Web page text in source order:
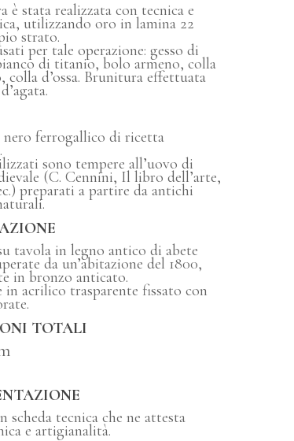
è stata realizzata con tecnica e
utilizzando oro in lamina 22
strato.
per tale operazione: gesso di
di titanio, bolo armeno, colla
colla d’ossa. Brunitura effettuata
ferrogallico di ricetta
sono tempere all’uovo di
(C. Cennini, Il libro dell’arte,
preparati a partire da antichi
tavola in legno antico di abete
da un’abitazione del 1800,
in bronzo anticato.
in acrilico trasparente fissato con
TOTALI
scheda tecnica che ne attesta
e artigianalità.